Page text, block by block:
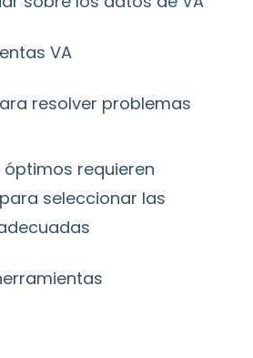
VA
resolver problemas
óptimos requieren
seleccionar las